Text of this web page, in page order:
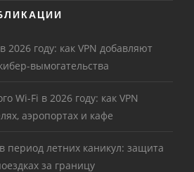
2026 году: как VPN добавляют
вымогательства
Wi-Fi в 2026 году: как VPN
аэропортах и кафе
период летних каникул: защита
за границу